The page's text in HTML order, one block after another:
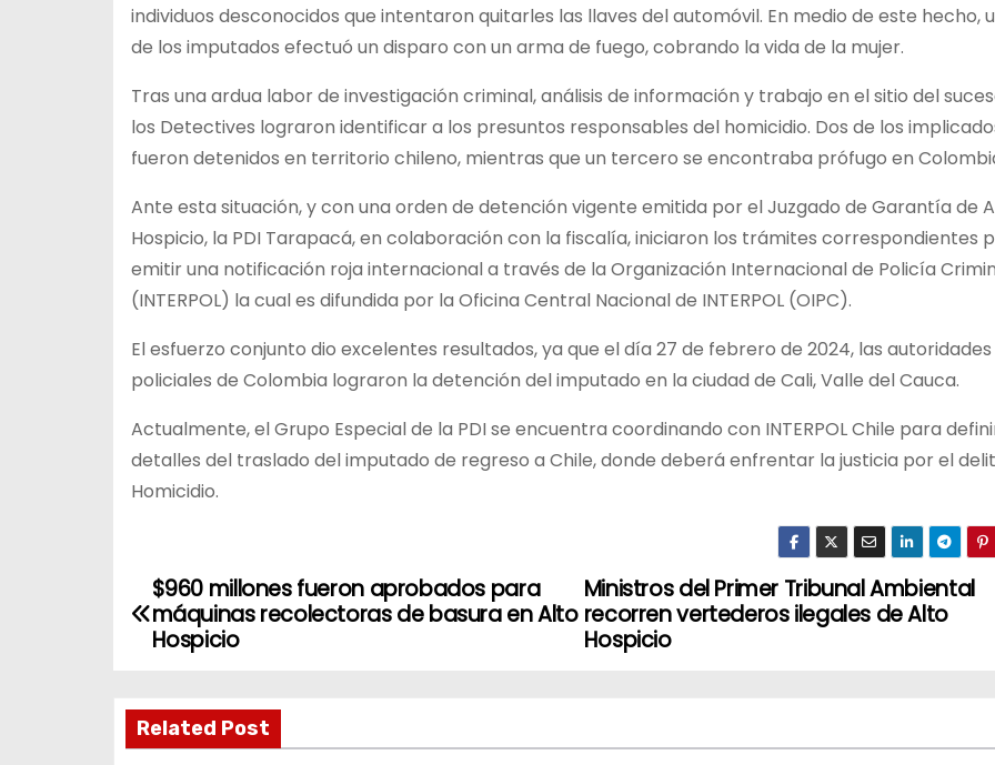
individuos desconocidos que intentaron quitarles las llaves del automóvil. En medio de este hecho,
de los imputados efectuó un disparo con un arma de fuego, cobrando la vida de la mujer.
Tras una ardua labor de investigación criminal, análisis de información y trabajo en el sitio del
los Detectives lograron identificar a los presuntos responsables del homicidio. Dos de los
fueron detenidos en territorio chileno, mientras que un tercero se encontraba prófugo en
Ante esta situación, y con una orden de detención vigente emitida por el Juzgado de Garantía de
Hospicio, la PDI Tarapacá, en colaboración con la fiscalía, iniciaron los trámites correspondientes
emitir una notificación roja internacional a través de la Organización Internacional de Policía
(INTERPOL) la cual es difundida por la Oficina Central Nacional de INTERPOL (OIPC).
El esfuerzo conjunto dio excelentes resultados, ya que el día 27 de febrero de 2024, las autoridades
policiales de Colombia lograron la detención del imputado en la ciudad de Cali, Valle del Cauca.
Actualmente, el Grupo Especial de la PDI se encuentra coordinando con INTERPOL Chile para
detalles del traslado del imputado de regreso a Chile, donde deberá enfrentar la justicia por el
Homicidio.
N
e
Ministros del Primer Tribunal Ambiental
recorren vertederos ilegales de Alto
Hospicio
$960 millones fueron aprobados para
máquinas recolectoras de basura en Alto
Hospicio
Related Post